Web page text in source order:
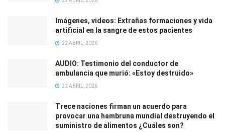
Imágenes, videos: Extrañas formaciones y vida
artificial en la sangre de estos pacientes
22 ABRIL, 2026
AUDIO: Testimonio del conductor de
ambulancia que murió: «Estoy destruido»
22 ABRIL, 2026
Trece naciones firman un acuerdo para
provocar una hambruna mundial destruyendo el
suministro de alimentos ¿Cuáles son?